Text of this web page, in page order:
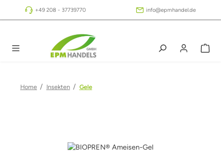
Zum Hauptinhalt springen
+49 208 - 37739770 info@epmhandel.de
Home / Insekten / Gele
Bildergalerie überspringen